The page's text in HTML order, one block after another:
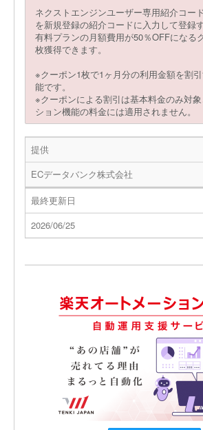
ネクストエンジンユーザー専用紹介コー
を新規登録の紹介コードに入力して登録す
有料プランの月額費用が50％OFFになる
枚獲得できます。
※クーポン1枚で1ヶ月分の利用金額を割
能です。
※クーポンによる割引は基本料金のみ対
ション機能の料金には適用されません。
提供
ECデータバンク株式会社
最終更新日
2026/06/25